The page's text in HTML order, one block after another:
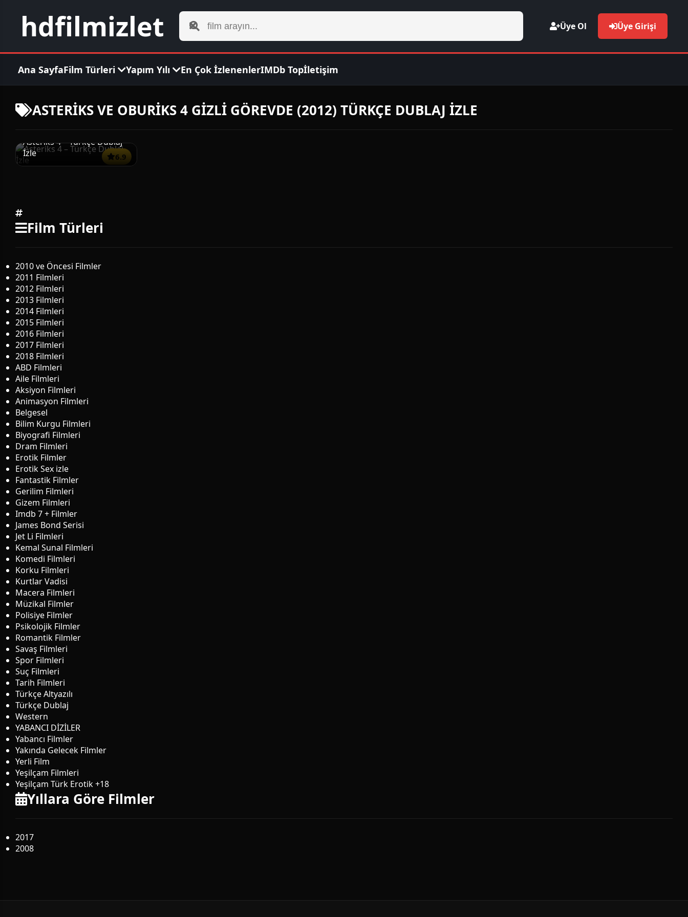
hdfilmizlet Üye Ol Üye Girişi
Ana SayfaFilm Türleri Yapım Yılı En Çok İzlenenlerIMDb Topİletişim
ASTERİKS VE OBURİKS 4 GİZLİ GÖREVDE (2012) TÜRKÇE DUBLAJ İZLE
6.9
Asteriks 4 – Türkçe Dublaj
İzle
Film Türleri
2010 ve Öncesi Filmler
2011 Filmleri
2012 Filmleri
2013 Filmleri
2014 Filmleri
2015 Filmleri
2016 Filmleri
2017 Filmleri
2018 Filmleri
ABD Filmleri
Aile Filmleri
Aksiyon Filmleri
Animasyon Filmleri
Belgesel
Bilim Kurgu Filmleri
Biyografi Filmleri
Dram Filmleri
Erotik Filmler
Erotik Sex izle
Fantastik Filmler
Gerilim Filmleri
Gizem Filmleri
Imdb 7 + Filmler
James Bond Serisi
Jet Li Filmleri
Kemal Sunal Filmleri
Komedi Filmleri
Korku Filmleri
Kurtlar Vadisi
Macera Filmleri
Müzikal Filmler
Polisiye Filmler
Psikolojik Filmler
Romantik Filmler
Savaş Filmleri
Spor Filmleri
Suç Filmleri
Tarih Filmleri
Türkçe Altyazılı
Türkçe Dublaj
Western
YABANCI DİZİLER
Yabancı Filmler
Yakında Gelecek Filmler
Yerli Film
Yeşilçam Filmleri
Yeşilçam Türk Erotik +18
Yıllara Göre Filmler
2017
2008